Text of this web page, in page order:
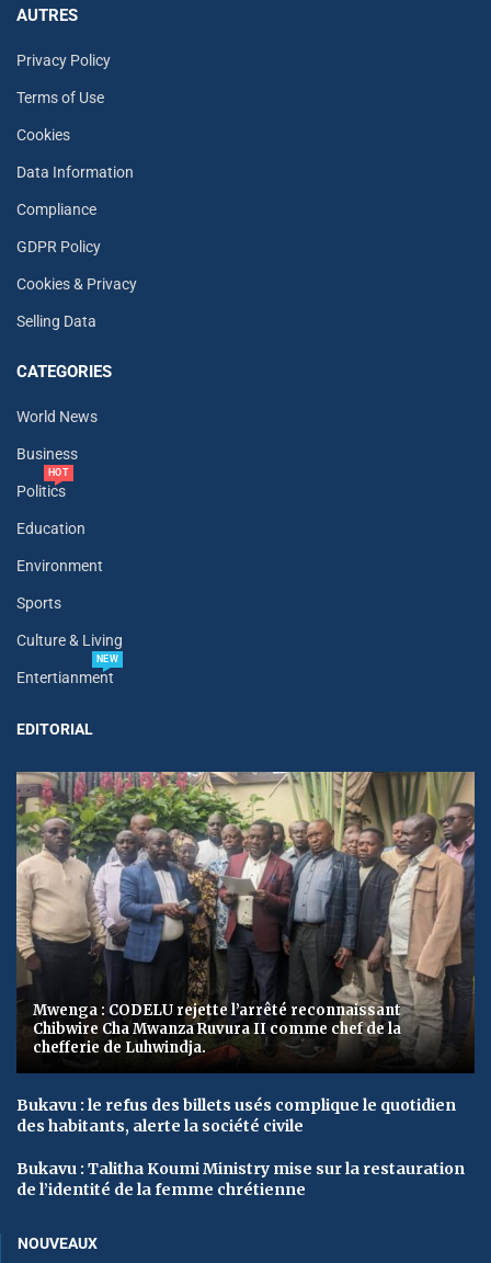
AUTRES
Privacy Policy
Terms of Use
Cookies
Data Information
Compliance
GDPR Policy
Cookies & Privacy
Selling Data
CATEGORIES
World News
Business
Politics
HOT
Education
Environment
Sports
Culture & Living
Entertianment
NEW
EDITORIAL
Mwenga : CODELU rejette l’arrêté reconnaissant
Chibwire Cha Mwanza Ruvura II comme chef de la
chefferie de Luhwindja.
Bukavu : le refus des billets usés complique le quotidien
des habitants, alerte la société civile
Bukavu : Talitha Koumi Ministry mise sur la restauration
de l’identité de la femme chrétienne
NOUVEAUX